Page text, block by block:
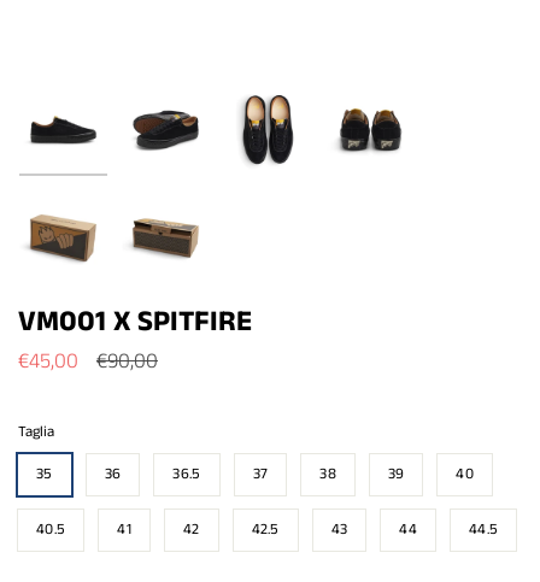
VM001 X SPITFIRE
€45,00 Prezzo
€90,00
Taglia
35 36 36.5 37 38 39 40
40.5 41 42 42.5 43 44 44.5